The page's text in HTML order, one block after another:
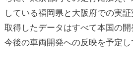
している福岡県と大阪府での実
取得したデータはすべて本国の開
今後の車両開発への反映を予定し